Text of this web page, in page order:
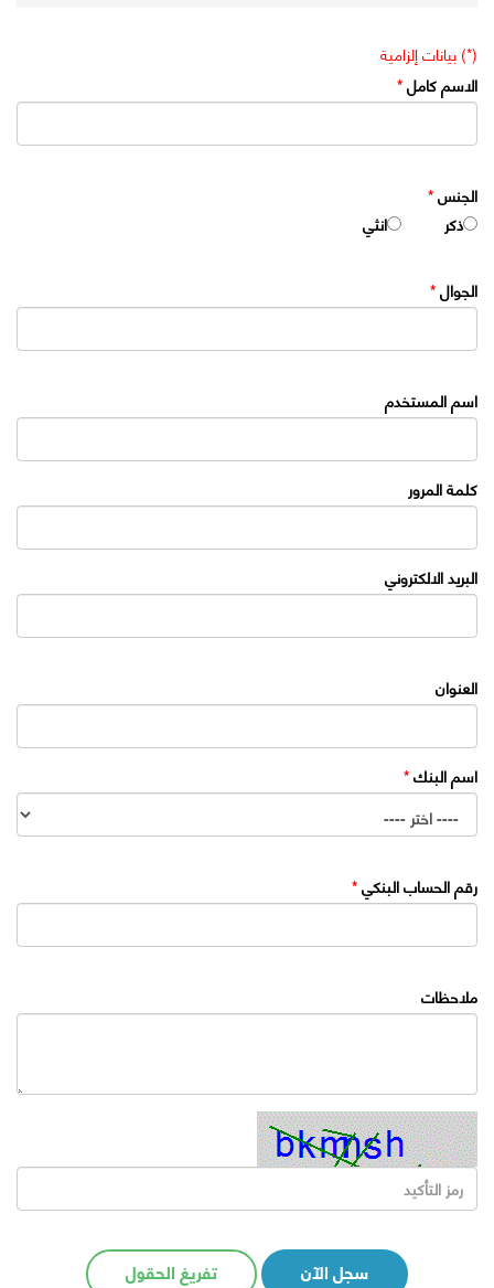
(*) بيانات إلزامية
الاسم كامل *
الجنس *
ذكر
انثي
الجوال *
اسم المستخدم
كلمة المرور
البريد الالكتروني
العنوان
اسم البنك *
رقم الحساب البنكي *
ملاحظات
سجل الآن تفريغ الحقول